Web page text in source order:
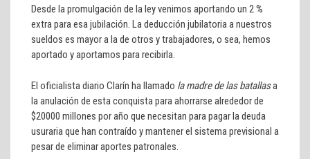
Desde la promulgación de la ley venimos aportando un 2 %
extra para esa jubilación. La deducción jubilatoria a nuestros
sueldos es mayor a la de otros y trabajadores, o sea, hemos
aportado y aportamos para recibirla.
El oficialista diario Clarín ha llamado la madre de las batallasa
la anulación de esta conquista para ahorrarse alrededor de
$20000 millones por año que necesitan para pagar la deuda
usuraria que han contraído y mantener el sistema previsional a
pesar de eliminar aportes patronales.